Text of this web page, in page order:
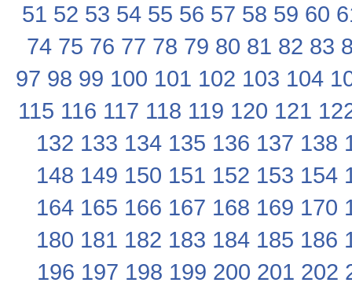
51 52 53 54 55 56 57 58 59 60
74 75 76 77 78 79 80 81 82 83
97 98 99 100 101 102 103 104
115 116 117 118 119 120 121
132 133 134 135 136 137 138
148 149 150 151 152 153 154
164 165 166 167 168 169 170
180 181 182 183 184 185 186
196 197 198 199 200 201 202